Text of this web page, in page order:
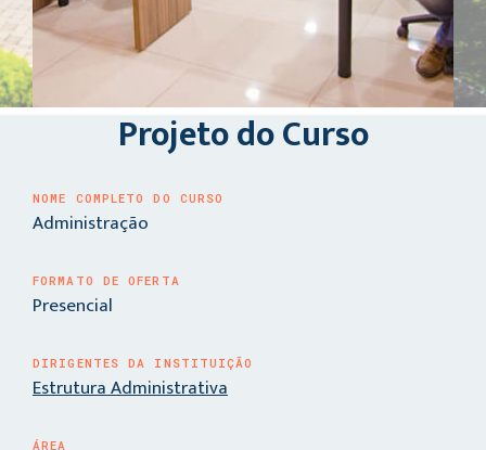
Projeto do Curso
NOME COMPLETO DO CURSO
Administração
FORMATO DE OFERTA
Presencial
DIRIGENTES DA INSTITUIÇÃO
Estrutura Administrativa
ÁREA